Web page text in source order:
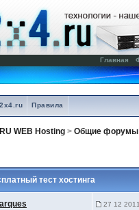
Главная
Правила
WEB Hosting > Общие форумы
тест хостинга
27 12